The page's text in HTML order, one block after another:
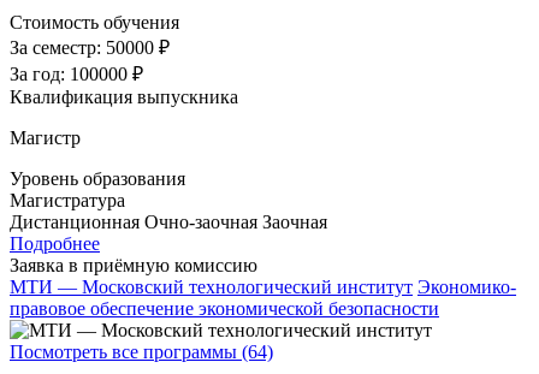
Стоимость обучения
За семестр: 50000 ₽
За год: 100000 ₽
Квалификация выпускника
Магистр
Уровень образования
Магистратура
Дистанционная Очно-заочная Заочная
Подробнее
Заявка в приёмную комиссию
МТИ — Московский технологический институт Экономико-
правовое обеспечение экономической безопасности
Посмотреть все программы (64)